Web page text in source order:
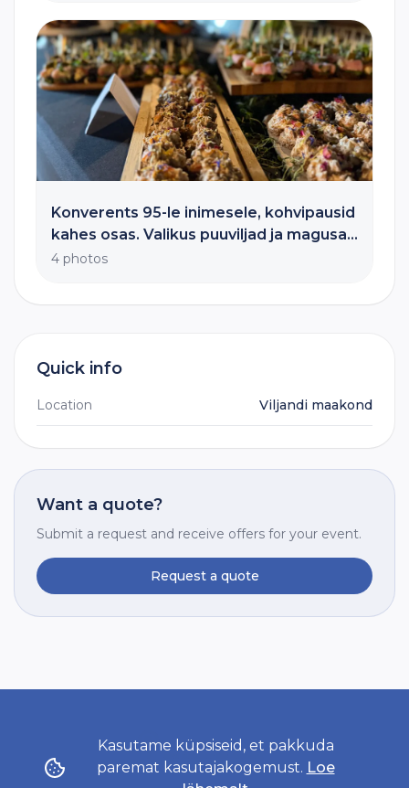
Kasutame küpsiseid, et pakkuda
paremat kasutajakogemust. Loe
klassikalised suupisted. Snäkilaudu
ehivad maitseroheline ja lilleõied
Konverents 95-le inimesele, kohvipausid
kahes osas. Valikus puuviljad ja magusa-
assortii ning toekad suupisted.
4 photos
Quick info
Location Viljandi maakond
Want a quote?
Submit a request and receive offers for your event.
Request a quote
By visiting LeiaCatering you agree to the use of cookies.